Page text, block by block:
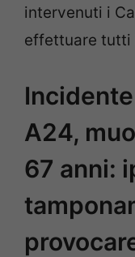
intervenuti i
effettuare tutti
A24,
67 anni: